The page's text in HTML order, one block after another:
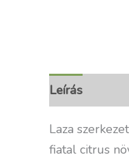
Leírás
Laza
fiatal citrus